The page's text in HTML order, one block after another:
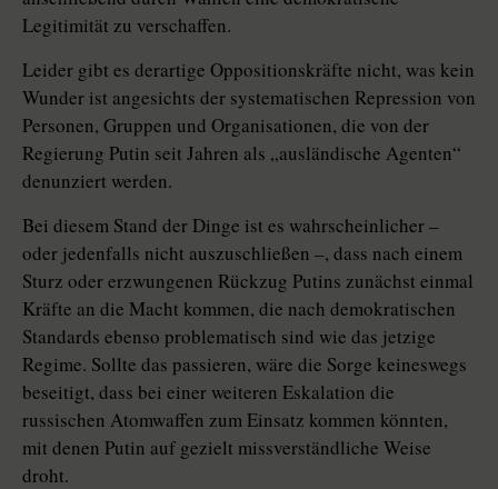
Legitimität zu verschaffen.
Leider gibt es derartige Opposi­tions­kräfte nicht, was kein
Wunder ist angesichts der systematischen Repression von
Personen, Gruppen und Organisationen, die von der
Regierung Putin seit Jahren als „ausländische Agenten“
denunziert werden.
Bei diesem Stand der Dinge ist es wahrscheinlicher –
oder jedenfalls nicht auszuschließen –, dass nach einem
Sturz oder erzwungenen Rückzug Putins zunächst einmal
Kräfte an die Macht kommen, die nach demokratischen
Standards ebenso problematisch sind wie das jetzige
Regime. Sollte das passieren, wäre die Sorge keineswegs
beseitigt, dass bei einer weiteren Eskalation die
russischen Atomwaffen zum Einsatz kommen könnten,
mit denen Putin auf gezielt missverständliche Weise
droht.